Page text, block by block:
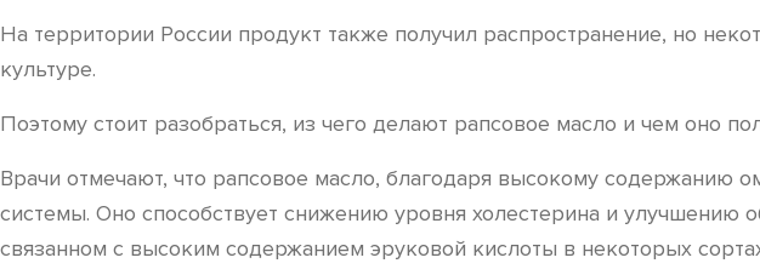
На территории России продукт также получил распространение, но
культуре.
Поэтому стоит разобраться, из чего делают рапсовое масло и чем оно
Врачи отмечают, что рапсовое масло, благодаря высокому содержанию
системы. Оно способствует снижению уровня холестерина и
связанном с высоким содержанием эруковой кислоты в некоторых